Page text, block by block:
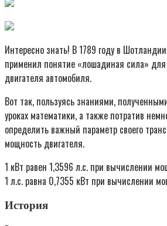
Интересно знать! В 1789 году в
применил понятие «лошадиная сила»
двигателя автомобиля.
Вот так, пользуясь знаниями,
уроках математики, а также потратив
определить важный параметр своего
мощность двигателя.
1 кВт равен 1,3596 л.с. при вычислении
1 л.с. равна 0,7355 кВт при вычислении
История